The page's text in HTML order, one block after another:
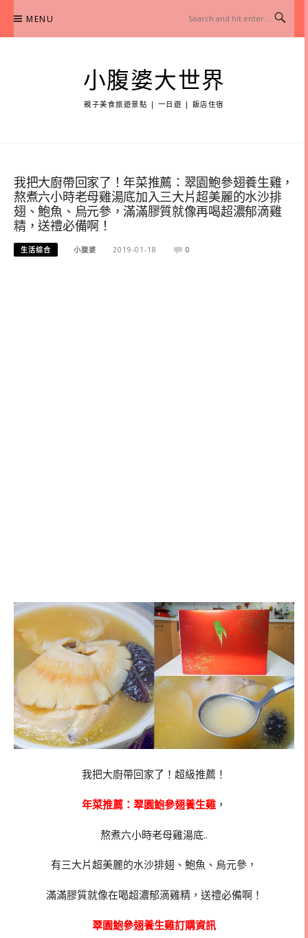
content
MENU
小腹婆大世界
親子美食旅遊景點 | 一日遊 | 飯店住宿
我把大廚帶回家了！年菜推薦：翠園鮑參翅養生雞，
熬煮六小時老母雞湯底加入三大片超美麗的水沙排
翅、鮑魚、烏元參，滿滿膠質就像再喝超濃郁滴雞
精，送禮必備啊！
生活综合 小腹婆 2019-01-18 0
我把大廚帶回家了！超級推薦！
年菜推薦：翠園鮑參翅養生雞 ，
熬煮六小時老母雞湯底..
有三大片超美麗的水沙排翅、鮑魚、烏元參，
滿滿膠質就像在喝超濃郁滴雞精，送禮必備啊！
翠園鮑參翅養生雞訂購資訊